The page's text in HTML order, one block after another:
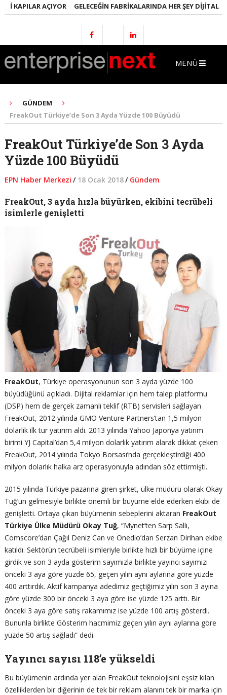
KAPILAR AÇIYOR GELECEĞIN FABRIKALARINDA HER ŞEY DIJITAL
MENÜ
GÜNDEM
FreakOut Türkiye’de Son 3 Ayda Yüzde 100 Büyüdü
FreakOut Türkiye’de Son 3 Ayda
Yüzde 100 Büyüdü
EPN Haber Merkezi / 18 Ocak 2018/ Gündem
FreakOut, 3 ayda hızla büyürken, ekibini tecrübeli
isimlerle genişletti
FreakOut, Türkiye operasyonunun son 3 ayda yüzde 100
büyüdüğünü açıkladı. Dijital reklamlar için hem talep platformu
(DSP) hem de gerçek zamanlı teklif (RTB) servisleri sağlayan
FreakOut, 2012 yılında GMO Venture Partners’tan 1,5 milyon
dolarlık ilk tur yatırım aldı. 2013 yılında Yahoo Japonya yatırım
birimi YJ Capital’dan 5,4 milyon dolarlık yatırım alarak dikkat çeken
FreakOut, 2014 yılında Tokyo Borsası’nda gerçekleştirdiği 400
milyon dolarlık halka arz operasyonuyla adından söz ettirmişti.
2015 yılında Türkiye pazarına giren şirket, ülke müdürü olarak Okay
Tuğ’un gelmesiyle birlikte önemli bir büyüme elde ederken ekibi de
genişletti. Ortaya çıkan büyümenin sebeplerini aktaran FreakOut
Türkiye Ülke Müdürü Okay Tuğ, “Mynet’ten Sarp Sallı,
Comscore’dan Çağıl Deniz Can ve Onedio’dan Serzan Dirihan ekibe
katıldı. Sektörün tecrübeli isimleriyle birlikte hızlı bir büyüme içine
girdik ve son 3 ayda gösterim sayımızla birlikte yayıncı sayımızı
önceki 3 aya göre yüzde 65, geçen yılın aynı aylarına göre yüzde
400 arttırdık. Aktif kampanya adedimiz geçtiğimiz yılın son 3 ayına
göre yüzde 300 bir önceki 3 aya göre ise yüzde 125 arttı. Bir
önceki 3 aya göre satış rakamımız ise yüzde 100 artış gösterdi.
Bununla birlikte Gösterim hacmimiz geçen yılın aynı aylarına göre
yüzde 50 artış sağladı” dedi.
Yayıncı sayısı 118’e yükseldi
Bu büyümenin ardında yer alan FreakOut teknolojisini eşsiz kılan
özelliklerden bir diğerinin de tek bir reklam alanını tek bir marka için